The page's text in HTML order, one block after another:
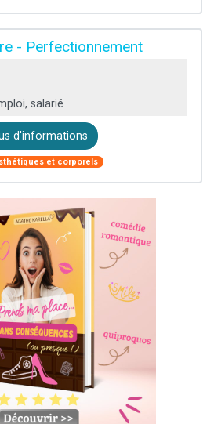
- Perfectionnement
salarié
d'informations
et corporels